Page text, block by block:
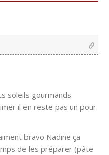
soleils gourmands
il en reste pas un pour
bravo Nadine ça
de les préparer (pâte